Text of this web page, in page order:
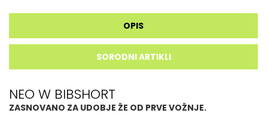
OPIS
SORODNI ARTIKLI
NEO W BIBSHORT
ZASNOVANO ZA UDOBJE ŽE OD PRVE VOŽNJE.